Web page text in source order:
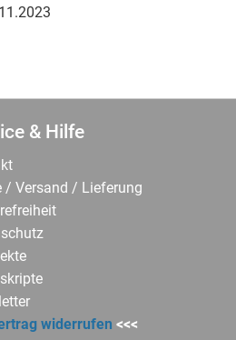
& Hilfe
/ Versand / Lieferung
widerrufen <<<